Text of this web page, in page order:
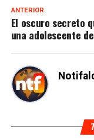
ANTERIOR
El oscuro secreto
una adolescente